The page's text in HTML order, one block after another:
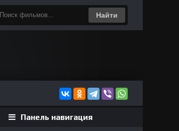
Найти
Панель навигация